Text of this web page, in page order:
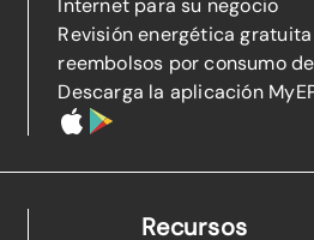
Internet para su negocio
Revisión energética
reembolsos por consumo
Descarga la aplicación
Recursos